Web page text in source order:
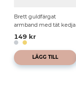
Brett guldfärgat
armband med tät kedja
149 kr
LÄGG TILL